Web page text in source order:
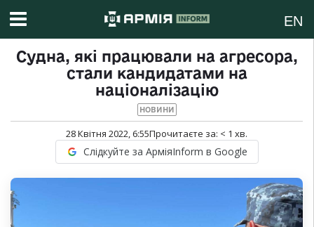
EN
Судна, які працювали на агресора,
стали кандидатами на
націоналізацію
НОВИНИ
28 Квітня 2022, 6:55Прочитаєте за: < 1 хв.
Слідкуйте за АрміяInform в Google